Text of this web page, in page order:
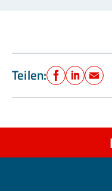
Teilen: Facebook
LinkedIn
E-